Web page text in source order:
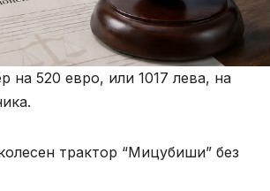
на 520 евро, или 1017 лева, на
трактор “Мицубиши” без